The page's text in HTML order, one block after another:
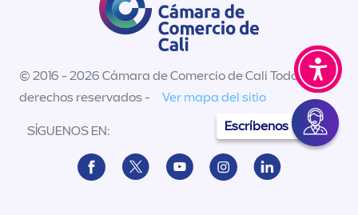
Escríbenos
© 2016 - 2026 Cámara de Comercio de Cali Todos los
derechos reservados -
Ver mapa del sitio
SÍGUENOS EN: